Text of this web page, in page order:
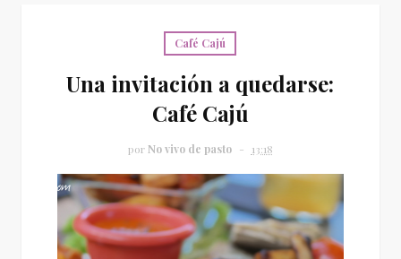
Café Cajú
Una invitación a quedarse:
Café Cajú
por No vivo de pasto 13:18